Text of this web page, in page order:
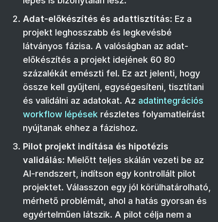
Adat-előkészítés és adattisztítás: Ez a
projekt leghosszabb és legkevésbé
látványos fázisa. A valóságban az adat-
előkészítés a projekt idejének 60 80
százalékát emészti fel. Ez azt jelenti, hogy
össze kell gyűjteni, egységesíteni, tisztítani
és validálni az adatokat. Az adatintegrációs
workflow lépések részletes folyamatleírást
nyújtanak ehhez a fázishoz.
Pilot projekt indítása és hipotézis
validálás: Mielőtt teljes skálán vezeti be az
AI-rendszert, indítson egy kontrollált pilot
projektet. Válasszon egy jól körülhatárolható,
mérhető problémát, ahol a hatás gyorsan és
egyértelműen látszik. A pilot célja nem a